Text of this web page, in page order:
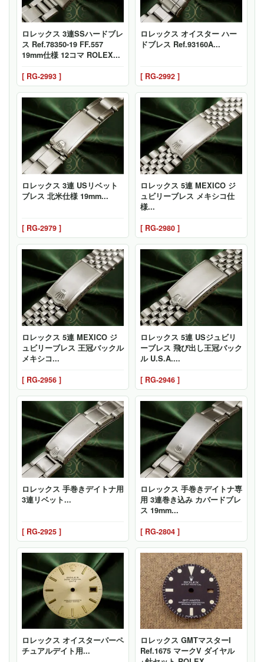
ロレックス 3連SSハードブレ
ス Ref.78350-19 FF.557
19mm仕様 12コマ ROLEX...
[ RG-2993 ]
ロレックス オイスター ハー
ドブレス Ref.93160A...
[ RG-2992 ]
ロレックス 3連 USリベット
ブレス 北米仕様 19mm...
[ RG-2979 ]
ロレックス 5連 MEXICO ジ
ュビリーブレス メキシコ仕
様...
[ RG-2980 ]
ロレックス 5連 MEXICO ジ
ュビリーブレス 王冠バックル
メキシコ...
[ RG-2956 ]
ロレックス 5連 USジュビリ
ーブレス 飛び出し王冠バック
ル U.S.A....
[ RG-2946 ]
ロレックス 手巻きデイトナ用
3連リベット...
[ RG-2925 ]
ロレックス 手巻きデイトナ専
用 3連巻き込み カバードブレ
ス 19mm...
[ RG-2804 ]
ロレックス オイスターパーペ
チュアルデイト用...
ロレックス GMTマスターI
Ref.1675 マークV ダイヤル